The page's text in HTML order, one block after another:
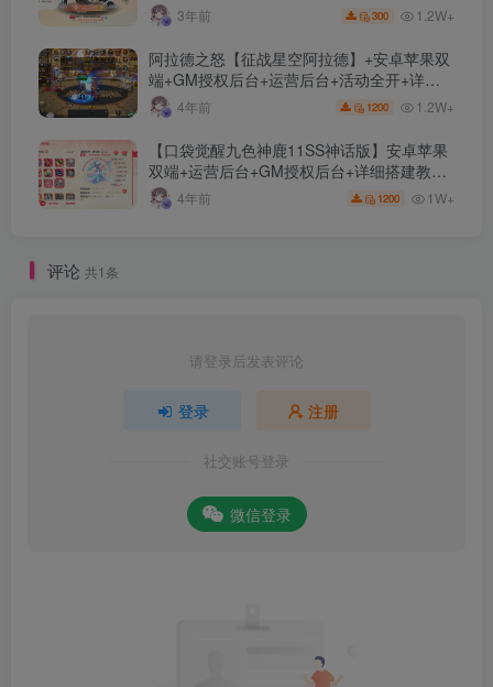
3年前 300 1.2W+
阿拉德之怒【征战星空阿拉德】+安卓苹果双
端+GM授权后台+运营后台+活动全开+详细
教程 4年前 1200 1.2W+
【口袋觉醒九色神鹿11SS神话版】安卓苹果
双端+运营后台+GM授权后台+详细搭建教
程。 4年前 1200 1W+
评论 共1条
请登录后发表评论
登录 注册
社交账号登录
微信登录